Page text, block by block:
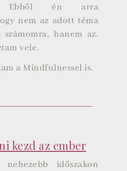
Ebből én arra
nem az adott téma
hanem az,
vele.
a Mindfulnessel is.
kezd az ember
időszakon